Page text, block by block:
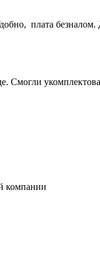
плата
компании